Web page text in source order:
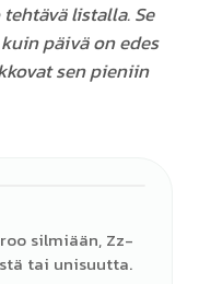
listalla. Se
päivä on edes
sen pieniin
silmiään, Zz-
tai unisuutta.